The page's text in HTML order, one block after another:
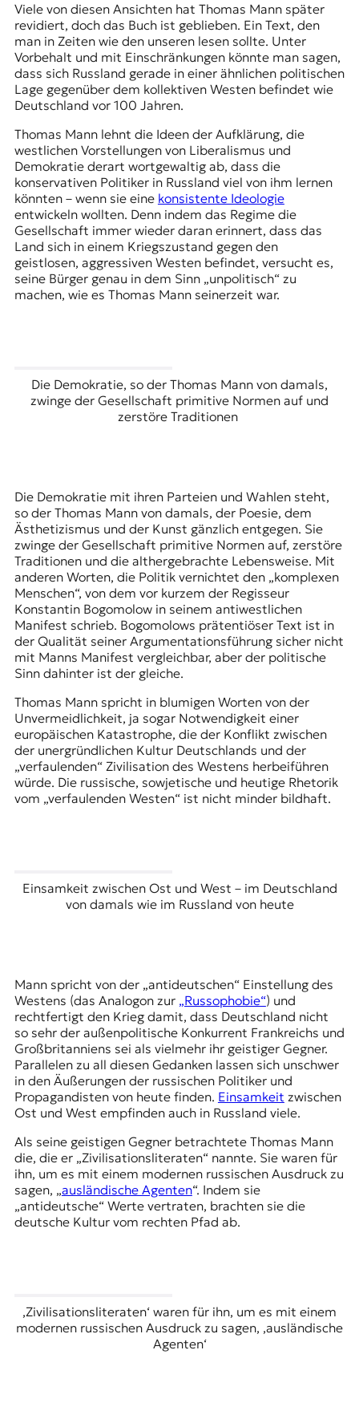
Viele von diesen Ansichten hat Thomas Mann später
revidiert, doch das Buch ist geblieben. Ein Text, den
man in Zeiten wie den unseren lesen sollte. Unter
Vorbehalt und mit Einschränkungen könnte man sagen,
dass sich Russland gerade in einer ähnlichen politischen
Lage gegenüber dem kollektiven Westen befindet wie
Deutschland vor 100 Jahren.
Thomas Mann lehnt die Ideen der Aufklärung, die
westlichen Vorstellungen von Liberalismus und
Demokratie derart wortgewaltig ab, dass die
konservativen Politiker in Russland viel von ihm lernen
könnten – wenn sie eine konsistente Ideologie
entwickeln wollten. Denn indem das Regime die
Gesellschaft immer wieder daran erinnert, dass das
Land sich in einem Kriegszustand gegen den
geistlosen, aggressiven Westen befindet, versucht es,
seine Bürger genau in dem Sinn „unpolitisch“ zu
machen, wie es Thomas Mann seinerzeit war.
Die Demokratie, so der Thomas Mann von damals,
zwinge der Gesellschaft primitive Normen auf und
zerstöre Traditionen
Die Demokratie mit ihren Parteien und Wahlen steht,
so der Thomas Mann von damals, der Poesie, dem
Ästhetizismus und der Kunst gänzlich entgegen. Sie
zwinge der Gesellschaft primitive Normen auf, zerstöre
Traditionen und die althergebrachte Lebensweise. Mit
anderen Worten, die Politik vernichtet den „komplexen
Menschen“, von dem vor kurzem der Regisseur
Konstantin Bogomolow in seinem antiwestlichen
Manifest schrieb. Bogomolows prätentiöser Text ist in
der Qualität seiner Argumentationsführung sicher nicht
mit Manns Manifest vergleichbar, aber der politische
Sinn dahinter ist der gleiche.
Thomas Mann spricht in blumigen Worten von der
Unvermeidlichkeit, ja sogar Notwendigkeit einer
europäischen Katastrophe, die der Konflikt zwischen
der unergründlichen Kultur Deutschlands und der
„verfaulenden“ Zivilisation des Westens herbeiführen
würde. Die russische, sowjetische und heutige Rhetorik
vom „verfaulenden Westen“ ist nicht minder bildhaft.
Einsamkeit zwischen Ost und West – im Deutschland
von damals wie im Russland von heute
Mann spricht von der „antideutschen“ Einstellung des
Westens (das Analogon zur „Russophobie“) und
rechtfertigt den Krieg damit, dass Deutschland nicht
so sehr der außenpolitische Konkurrent Frankreichs und
Großbritanniens sei als vielmehr ihr geistiger Gegner.
Parallelen zu all diesen Gedanken lassen sich unschwer
in den Äußerungen der russischen Politiker und
Propagandisten von heute finden. Einsamkeit zwischen
Ost und West empfinden auch in Russland viele.
Als seine geistigen Gegner betrachtete Thomas Mann
die, die er „Zivilisationsliteraten“ nannte. Sie waren für
ihn, um es mit einem modernen russischen Ausdruck zu
sagen, „ausländische Agenten“. Indem sie
„antideutsche“ Werte vertraten, brachten sie die
deutsche Kultur vom rechten Pfad ab.
,Zivilisationsliteraten‘ waren für ihn, um es mit einem
modernen russischen Ausdruck zu sagen, ,ausländische
Agenten‘